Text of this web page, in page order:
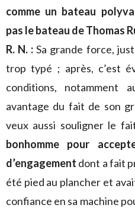
comme un bateau
pas le bateau de Thomas
R. N. : Sa grande force,
trop typé ; après, c’est
conditions,
avantage du fait de son
veux aussi souligner le
bonhomme pour
d’engagement dont a fait
été pied au plancher et
confiance en sa machine